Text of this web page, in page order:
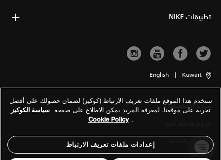
تطبيقات NIKE
Kuwait
|
English
شروط الاستخدام
معلومات الشركة
ستخدم هذا الموقع ملفات تعريف الارتباط (كوكيز) لضمان حصولك على أفضل
تجربة على موقعنا. لمعرفة المزيد يمكن الاطلاع على صفحة سياسة الكوكيز
.
Cookie Policy
إعدادات ملفات تعريف الارتباط